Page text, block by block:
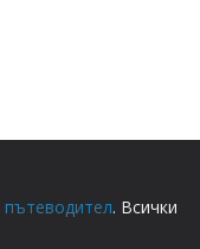
пътеводител. Всички